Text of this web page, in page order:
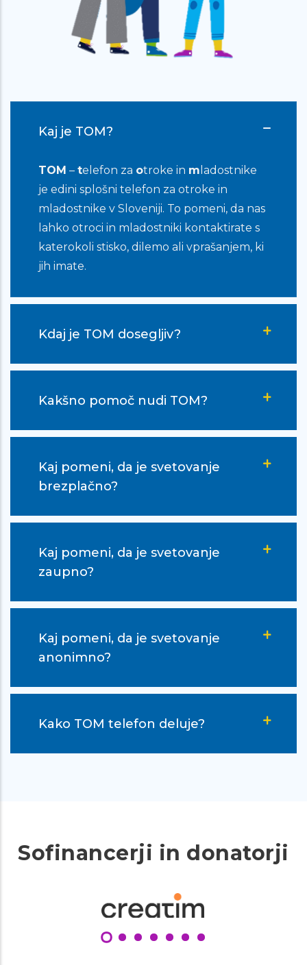
me ne jemljejo resno, kot me ne
mama. Upam, da kar sem napisal, ni
prevelika zmešnjava. Vem, da niste
pišem (kot sem že prej napisal),
pomaga.
Zelo veliko mi pomeni, da se nekdo
pogovarja z mano na takšen način kot
se vi, da verjamete da mi lahko uspe
zahvalila za pogovor in podporo, to
Ful je boljši občutek k nekomu poveš
vse kar ti leži na srcu, kakor da bi
dvigoval uteži in jih pol ves olajšan
vzela ta čas, ki bi ga lahko velik boljše
preživela, zame, da si me poslušala,
ker mi to res velik pomen. Ful mi je
lažje, pač hvala ker ste! Hvala ker ste
ki jih sama verjetno ne bi mogla. Ful
Kaj je TOM?
TOM – telefon za otroke in m ladostnike
je edini splošni telefon za otroke in
mladostnike v Sloveniji. To pomeni, da nas
lahko otroci in mladostniki kontaktirate s
katerokoli stisko, dilemo ali vprašanjem, ki
jih imate.
Kdaj je TOM dosegljiv?
Kakšno pomoč nudi TOM?
Kaj pomeni, da je svetovanje
brezplačno?
Kaj pomeni, da je svetovanje
zaupno?
Kaj pomeni, da je svetovanje
anonimno?
Kako TOM telefon deluje?
Sofinancerji in donatorji